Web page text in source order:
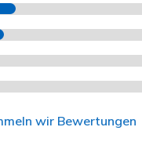
wir Bewertungen